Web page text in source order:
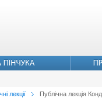
лекції Публічна лекція